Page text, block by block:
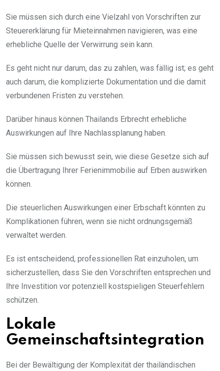
Sie müssen sich durch eine Vielzahl von Vorschriften zur
Steuererklärung für Mieteinnahmen navigieren, was eine
erhebliche Quelle der Verwirrung sein kann.
Es geht nicht nur darum, das zu zahlen, was fällig ist; es geht
auch darum, die komplizierte Dokumentation und die damit
verbundenen Fristen zu verstehen.
Darüber hinaus können Thailands Erbrecht erhebliche
Auswirkungen auf Ihre Nachlassplanung haben.
Sie müssen sich bewusst sein, wie diese Gesetze sich auf
die Übertragung Ihrer Ferienimmobilie auf Erben auswirken
können.
Die steuerlichen Auswirkungen einer Erbschaft könnten zu
Komplikationen führen, wenn sie nicht ordnungsgemäß
verwaltet werden.
Es ist entscheidend, professionellen Rat einzuholen, um
sicherzustellen, dass Sie den Vorschriften entsprechen und
Ihre Investition vor potenziell kostspieligen Steuerfehlern
schützen.
Lokale
Gemeinschaftsintegration
Bei der Bewältigung der Komplexität der thailändischen